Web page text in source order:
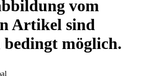
vom
Artikel sind
bedingt möglich.